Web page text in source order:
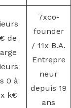
de
0 à
k€
7xco-
founder
/ 11x B.A.
Entrepre
neur
depuis 19
ans